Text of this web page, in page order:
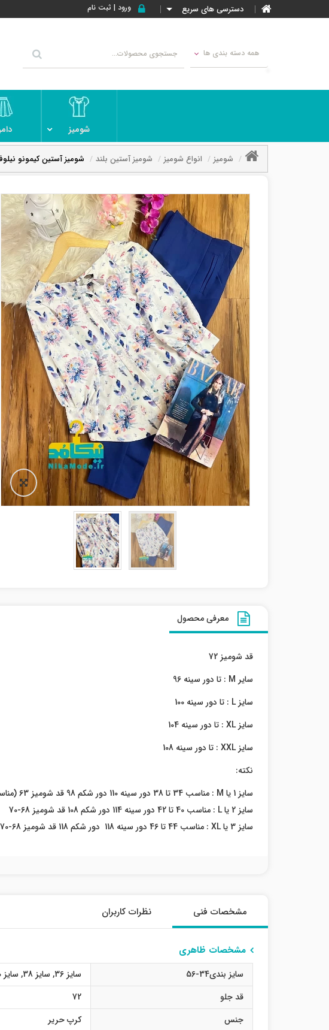
دسترسی های سریع ورود | ثبت نام
همه دسته بندی ها
شومیز
شومیز انواع شومیز شومیز آستین بلند شومیز آستین کیمونو
معرفی محصول
قد شومیز 72
سایر M : تا دور سینه 96
سایز L : تا دور سینه 100
سایز XL : تا دور سینه 104
سایز XXL : تا دور سینه 108
نکته:
سایز 1 یا M : مناسب 34 تا 38 دور سینه 110 دور شکم 98 قد شومیز 63 (مناسب نوجوان)
سایز 2 یا L : مناسب 40 تا 42 دور سینه 114 دور شکم 108 قد شومیز 68-70
سایز 3 یا XL : مناسب 44 تا 46 دور سینه 118 دور شکم 118 قد شومیز 68-70
مشخصات فنی نظرات کاربران
مشخصات ظاهری
سایز بندی34-56 سایز 36 , سایز 38 , سایز 40
قد جلو
72
جنس
کرپ حریر